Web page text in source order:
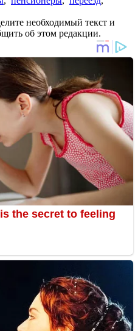
необходимый текст и
об этом редакции.